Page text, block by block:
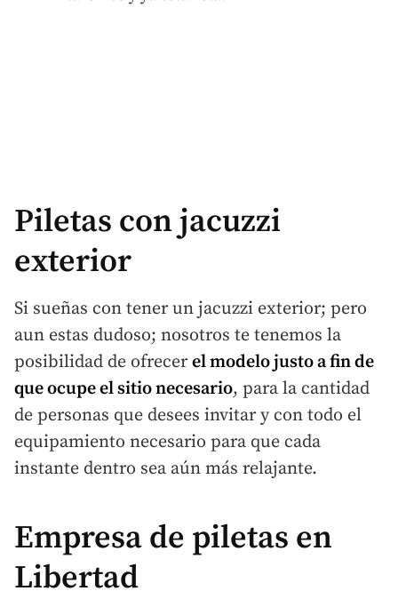
Piletas con jacuzzi
exterior
Si sueñas con tener un jacuzzi exterior; pero
aun estas dudoso; nosotros te tenemos la
posibilidad de ofrecerel modelo justo a fin de
que ocupe el sitio necesario, para la cantidad
de personas que desees invitar y con todo el
equipamiento necesario para que cada
instante dentro sea aún más relajante.
Empresa de piletas en
Libertad